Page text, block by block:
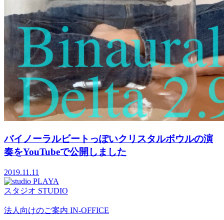
バイノーラルビートっぽいクリスタルボウルの演
奏をYouTubeで公開しました
2019.11.11
スタジオ STUDIO
法人向けのご案内 IN-OFFICE